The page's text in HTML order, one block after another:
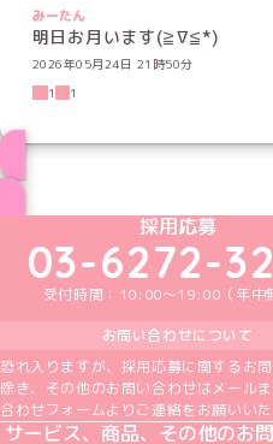
みーたん
明日お月います(≧∇≦*)
2026年05月24日 21時50分
1
1
めいどりーみ
めいど
め
採用応募
03-6272-
受付時間：10:00～19:00（年中
お問い合わせについて
恐れ入りますが、採用応募に関するお
除き、その他のお問い合わせはメール
合わせフォームよりご連絡をお願いいた
サービス、商品、その他のお